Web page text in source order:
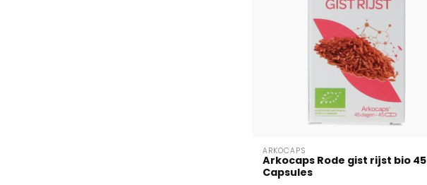
ARKOCAPS
Arkocaps Rode gist rijst bio 45
Capsules